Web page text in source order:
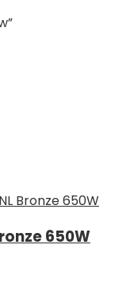
650W